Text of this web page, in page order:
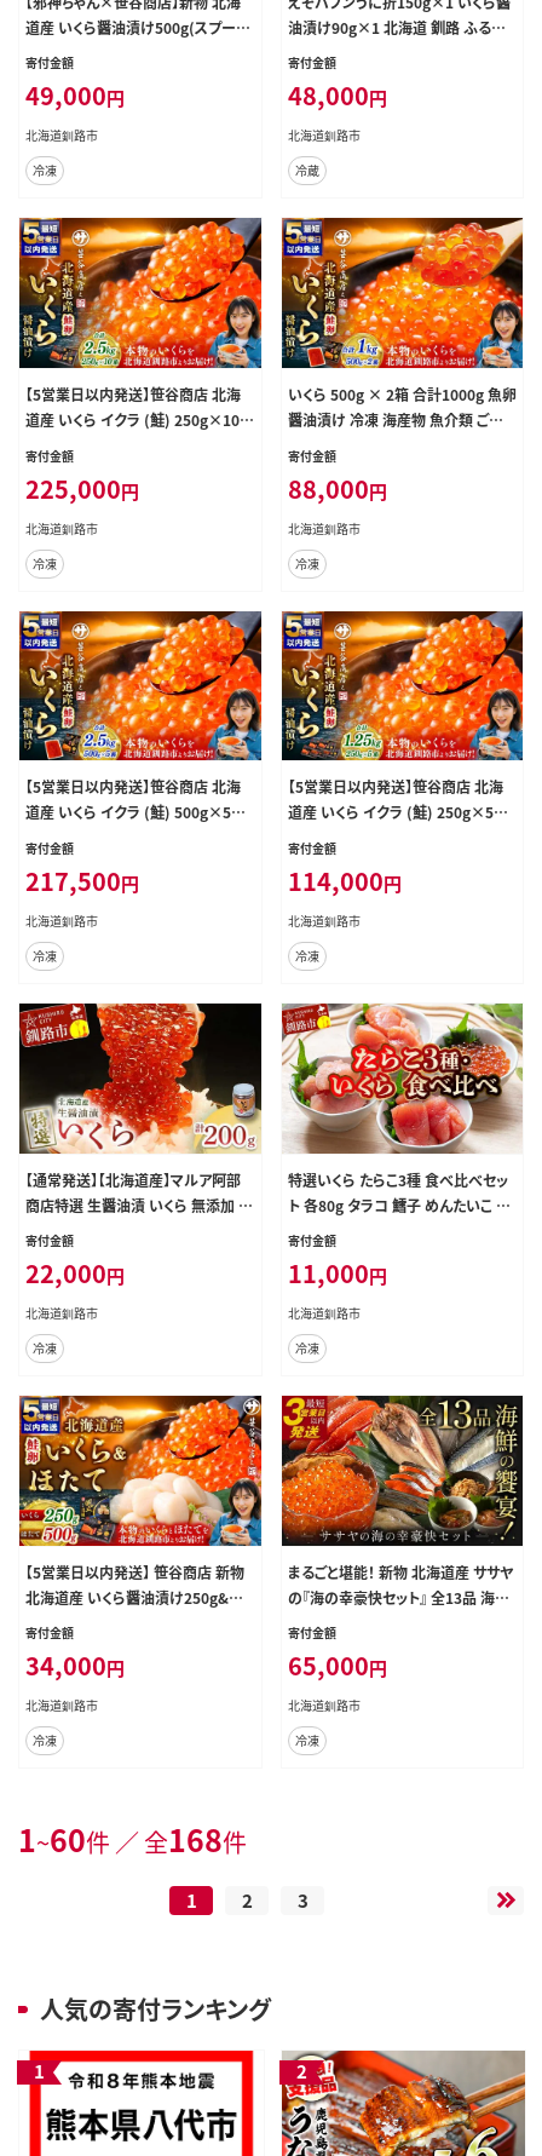
道産 いくら醤油漬け500g(スプーン
付) ふるさと納税 いくら
寄付金額
49,000円
北海道釧路市
冷凍
油漬け90g×1 北海道 釧路 ふるさと
納税 うに いくら 雲丹 魚卵 魚介類
F-8830
寄付金額
48,000円
北海道釧路市
冷蔵
【5営業日以内発送】笹谷商店 北海
道産 いくら イクラ (鮭) 250g×10箱
2.5kg 2,500g 魚 醤油漬け 海鮮醤
油漬け 海鮮 海鮮丼 ギフト 冷凍 魚
卵 魚介類 しょう油漬 ご飯のお供
寄付金額
225,000円
北海道釧路市
冷凍
いくら 500g × 2箱 合計1000g 魚卵
醤油漬け 冷凍 海産物 魚介類 ご飯
のお供 海鮮 海鮮丼 国産 北海道産
いくら醤油漬 【 決済から7日程度で
発送 】
寄付金額
88,000円
北海道釧路市
冷凍
【5営業日以内発送】笹谷商店 北海
道産 いくら イクラ (鮭) 500g×5箱
2.5kg 2,500g 魚 醤油漬け 海鮮醤
油漬け 海鮮 海鮮丼 ギフト 冷凍 魚
卵 魚介類 しょう油漬 ご飯のお供
寄付金額
217,500円
北海道釧路市
冷凍
【5営業日以内発送】笹谷商店 北海
道産 いくら イクラ (鮭) 250g×5箱
1.25kg 1,250g魚 醤油漬け 海鮮醤
油漬け 海鮮 海鮮丼 ギフト 冷凍 魚
卵 魚介類 しょう油漬 ご飯のお供
寄付金額
114,000円
北海道釧路市
冷凍
【通常発送】【北海道産】マルア阿部
商店特選 生醤油漬 いくら 無添加 瓶
200g
寄付金額
22,000円
北海道釧路市
冷凍
特選いくら たらこ3種 食べ比べセッ
ト 各80g タラコ 鱈子 めんたいこ 海
鮮 魚介類 甘口たらこ 無着色だした
のお供 白米 グルメ 北海道 F4F-819
4
寄付金額
11,000円
北海道釧路市
冷凍
【5営業日以内発送】 笹谷商店 新物
北海道産 いくら醤油漬け250g&ほ
たて貝柱500g
寄付金額
34,000円
北海道釧路市
冷凍
まるごと堪能！ 新物 北海道産 ササヤ
の『海の幸豪快セット』 全13品 海の
幸 いくら たらこ 明太子 鮭 ほっけ か
寄付金額
65,000円
北海道釧路市
冷凍
1~60件 ／ 全168件
1 2 3
人気の寄付ランキング